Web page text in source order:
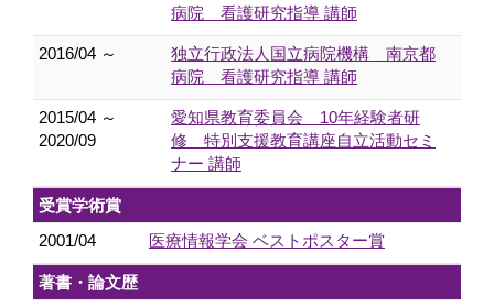
病院 看護研究指導 講師
2016/04 ～
独立行政法人国立病院機構 南京都
病院 看護研究指導 講師
2015/04 ～
2020/09
愛知県教育委員会 10年経験者研
修 特別支援教育講座自立活動セミ
ナー 講師
受賞学術賞
2001/04
医療情報学会 ベストポスター賞
著書・論文歴